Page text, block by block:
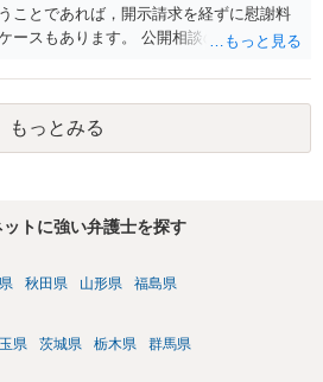
ことであれば，開示請求を経ずに慰謝料
ースもあります。 公開相談の場では回答
しょう。
もっとみる
トに強い弁護士を探す
秋田県 山形県 福島県
県 茨城県 栃木県 群馬県